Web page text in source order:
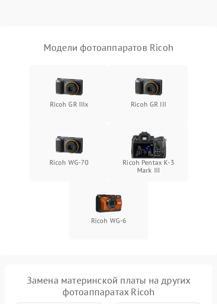
Модели фотоаппаратов Ricoh
Ricoh GR IIIx Ricoh GR III
Ricoh WG-70
Ricoh Pentax K-3
Mark III
Ricoh WG-6
Замена материнской платы на других
фотоаппаратах Ricoh